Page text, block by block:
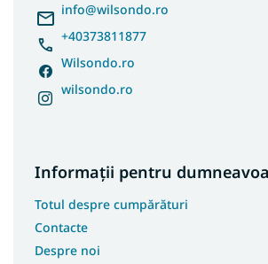
info@wilsondo.ro
+40373811877
Wilsondo.ro
wilsondo.ro
Informații pentru
Totul despre cumpărături
Contacte
Despre noi